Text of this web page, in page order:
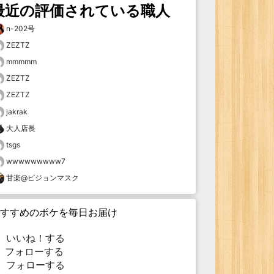
近の評価されている職人
n-202号
ZEZTZ
mmmmm
ZEZTZ
ZEZTZ
jakrak
大人店長
tsgs
wwwwwwwww7
甘楽@ピジョンマスク
すめのボケを毎日お届け
いいね！する
ォローする
フォローする